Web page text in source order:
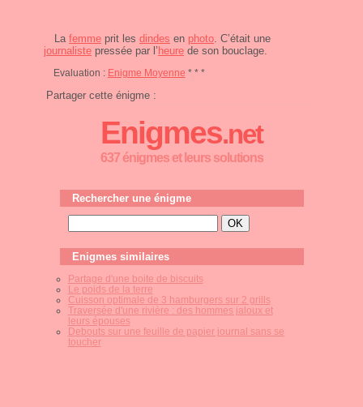
La femme prit les dindes en photo . C’était une
journaliste pressée par l’heure de son bouclage.
Evaluation : Enigme Moyenne * * *
Partager cette énigme :
Enigmes.net
637 énigmes et leurs solutions
Rechercher une énigme
Enigmes similaires
Partage d'une boite de biscuits
Le poids de la terre
Cuisson optimale de 3 hamburgers sur 2 grills
Traversée d'une rivière : des hommes jaloux et
leurs épouses
Debouts sur une feuille de papier journal sans se
toucher